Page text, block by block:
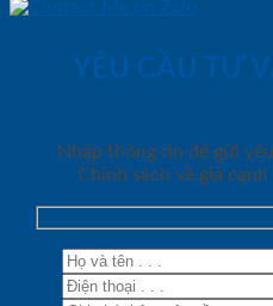
YÊU CẦU TƯ
Nhập thông tin để gửi
Chính sách về giá